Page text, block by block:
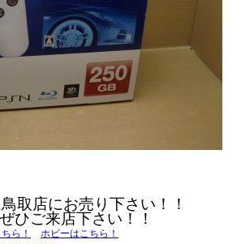
取店にお売り下さい！！
ひご来店下さい！！
ら！
ホビーはこちら！